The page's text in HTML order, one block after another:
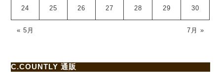
24 25 26 27 28 29 30
« 5月 7月 »
C.COUNTLY 通販